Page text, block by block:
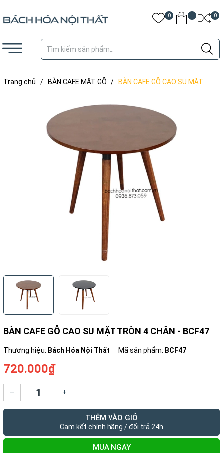
0 0
Trang chủ / BÀN CAFE MẶT GỖ /
BÀN CAFE GỖ CAO SU MẶT
BÀN CAFE GỖ CAO SU MẶT TRÒN 4 CHÂN - BCF47
Thương hiệu: Bách Hóa Nội Thất Mã sản phẩm: BCF47
720.000₫
– +
THÊM VÀO GIỎ
Cam kết chính hãng / đổi trả 24h
MUA NGAY